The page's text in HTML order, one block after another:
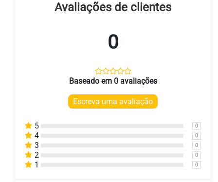
Avaliações de clientes
0
Baseado em 0 avaliações
Escreva uma avaliação
5 0
4 0
3 0
2 0
1 0